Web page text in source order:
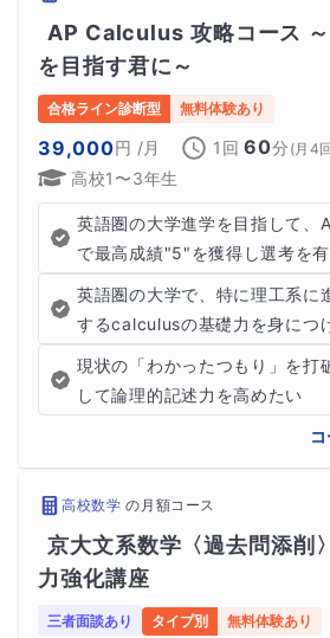
AP Calculus 攻略コース
を目指す君に～
合格ライン診断型 無料体験あり
39,000円 /月 1回 60分 ( 月4
高校1〜3年生
英語圏の大学進学を目指して、
で最高成績"5"を獲得し選考を
英語圏の大学で、特に理工系に
するcalculusの基礎力を身につ
現状の「わかったつもり」を打
して論理的記述力を高めたい
高校数学 の 月額コース
京大文系数学〈過去問添削
力強化講座
三者面談あり タイプ別 無料体験あり